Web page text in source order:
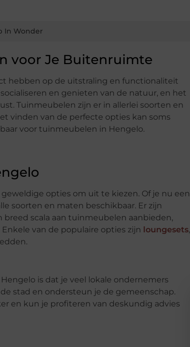
In Wonder
voor Je Buitenruimte
hebben op de uitstraling en functionaliteit
en genieten van de natuur, en het
Tuinmeubelen zijn er in allerlei soorten en
vinden van de perfecte opties kan soms
voor tuinmeubelen in Hengelo.
geweldige opties om uit te kiezen. Of je nu een
soorten en maten beschikbaar. Er zijn
scala aan tuinmeubelen aanbieden,
van de populaire opties zijn loungesets,
is dat je veel lokale ondernemers
stad en ondersteun je de gemeenschap.
en kun je profiteren van deskundig advies